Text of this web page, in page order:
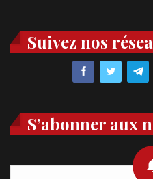
Suivez nos
S’abonner aux